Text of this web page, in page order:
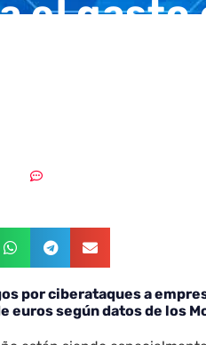
el gasto
por ciberataques a
euros según datos de los